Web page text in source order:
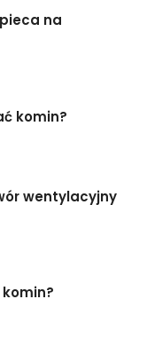
na
komin?
wentylacyjny